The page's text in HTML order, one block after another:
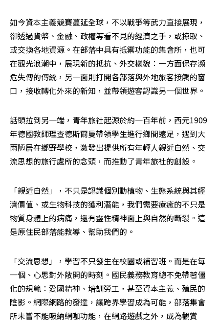
如今資本主義競賽蔓延全球，不以戰爭等武力直接展現，
卻透過貨幣、金融、政權等看不見的經濟之手，或掠取、
或交換各地資源。在部落中具有抵禦功能的集會所，也可
在觀光浪潮中，展現新的抵抗、外交樣貌：一方面保存瀕
危失傳的傳統，另一面則打開各部落與外地旅客接觸的窗
口，接收轉化外來的新知，並帶領遊客認識另一個世界。
話頭拉到另一端，青年旅社起源於約一百年前，西元1909
年德國教師理查德斯爾曼帶領學生進行鄉間遠足，遇到大
雨陋居在鄉野學校，激發出提供所有年輕人親近自然、交
流思想的旅行處所的念頭，而推動了青年旅社的創設。
「親近自然」，不只是認識個別動植物、生態系統與其經
濟價值、或生物科技的獲利潛能，我們需要療癒的不只是
物質身體上的病痛，還有靈性精神面上與自然的斷裂。這
是原住民部落能教導、幫助我們的。
「交流思想」，學習不只發生在校園或補習班。而是在每
一個、心思對外敞開的時刻。國民義務教育總不免帶著僵
化的規範：愛國精神、培訓勞工，甚至資本主義、殖民的
陰影。網際網路的發達，讓跨界學習成為可能，部落集會
所未嘗不能吸納網咖功能，在網路遊戲之外，成為觀賞